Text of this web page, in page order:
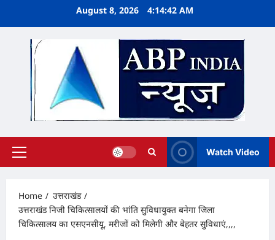
August 8, 2026 4:14:43 AM
Primary
Watch Video
Home
उत्तराखंड
उत्तराखंड निजी चिकित्सालयों की भांति सुविधायुक्त बनेगा जिला
चिकित्सालय का एसएनसीयू, मरीजों को मिलेगी और बेहतर सुविधाएं,,,,